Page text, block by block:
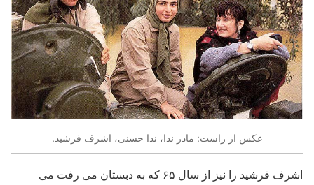
عکس از راست: مادر ندا، ندا حسنی، اشرف فرشید.
اشرف فرشید را نیز از سال ۶۵ که به دبستان می رفت می